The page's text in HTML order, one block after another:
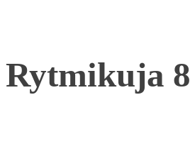
Rytmikuja 8